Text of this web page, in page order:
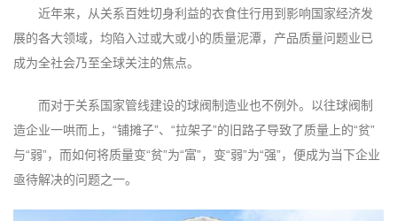
近年来，从关系百姓切身利益的衣食住行用到影响国家经济发
展的各大领域，均陷入过或大或小的质量泥潭，产品质量问题业已
成为全社会乃至全球关注的焦点。
而对于关系国家管线建设的球阀制造业也不例外。以往球阀制
造企业一哄而上，“铺摊子”、“拉架子”的旧路子导致了质量上的“贫”
与“弱”，而如何将质量变“贫”为“富”，变“弱”为“强”，便成为当下企业
亟待解决的问题之一。